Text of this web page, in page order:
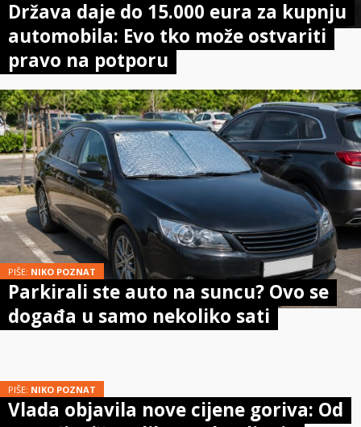
Država daje do 15.000 eura za kupnju
automobila: Evo tko može ostvariti
pravo na potporu
PIŠE: NIKO POZNAT
Parkirali ste auto na suncu? Ovo se
događa u samo nekoliko sati
PIŠE: NIKO POZNAT
Vlada objavila nove cijene goriva: Od